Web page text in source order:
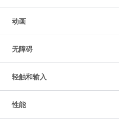
动画
无障碍
轻触和输入
性能